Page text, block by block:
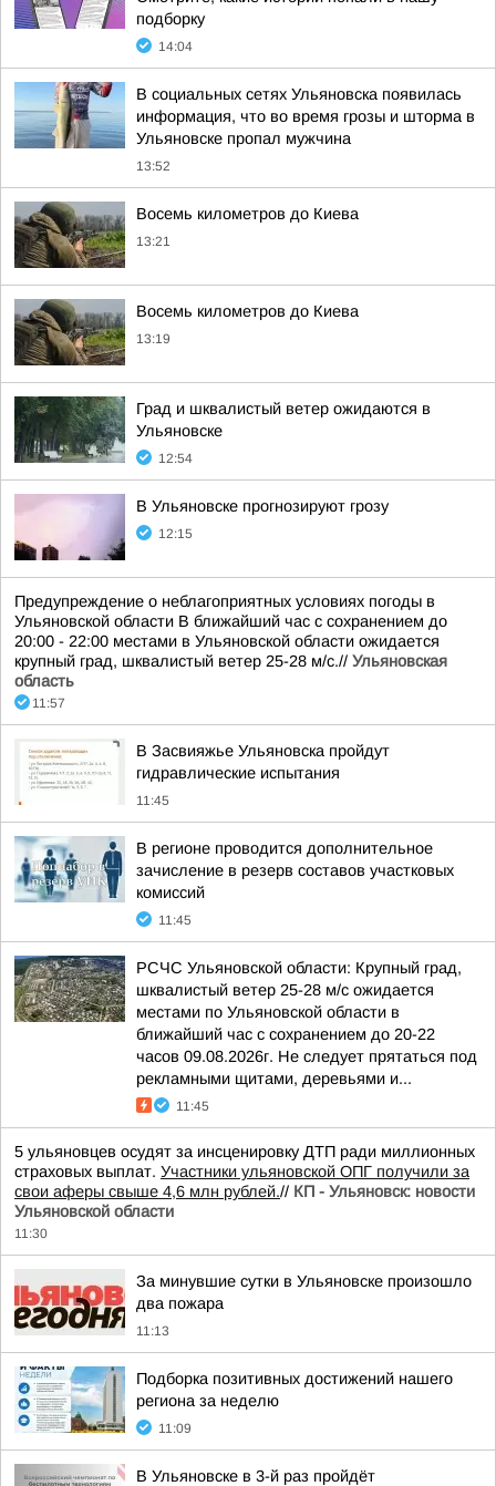
подборку
14:04
В социальных сетях Ульяновска появилась
информация, что во время грозы и шторма в
Ульяновске пропал мужчина
13:52
Восемь километров до Киева
13:21
Восемь километров до Киева
13:19
Град и шквалистый ветер ожидаются в
Ульяновске
12:54
В Ульяновске прогнозируют грозу
12:15
Предупреждение о неблагоприятных условиях погоды в
Ульяновской области В ближайший час с сохранением до
20:00 - 22:00 местами в Ульяновской области ожидается
крупный град, шквалистый ветер 25-28 м/с.// Ульяновская
область
11:57
В Засвияжье Ульяновска пройдут
гидравлические испытания
11:45
В регионе проводится дополнительное
зачисление в резерв составов участковых
комиссий
11:45
РСЧС Ульяновской области: Крупный град,
шквалистый ветер 25-28 м/с ожидается
местами по Ульяновской области в
ближайший час с сохранением до 20-22
часов 09.08.2026г. Не следует прятаться под
рекламными щитами, деревьями и...
11:45
5 ульяновцев осудят за инсценировку ДТП ради миллионных
страховых выплат. Участники ульяновской ОПГ получили за
свои аферы свыше 4,6 млн рублей.// КП - Ульяновск: новости
Ульяновской области
11:30
За минувшие сутки в Ульяновске произошло
два пожара
11:13
Подборка позитивных достижений нашего
региона за неделю
11:09
В Ульяновске в 3-й раз пройдёт